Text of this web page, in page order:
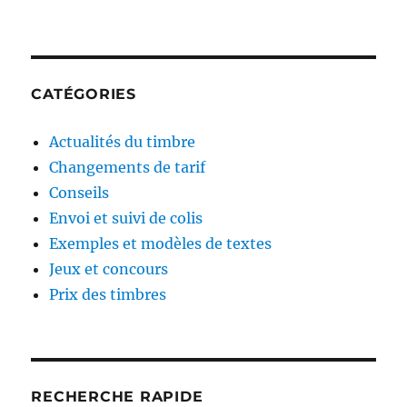
CATÉGORIES
Actualités du timbre
Changements de tarif
Conseils
Envoi et suivi de colis
Exemples et modèles de textes
Jeux et concours
Prix des timbres
RECHERCHE RAPIDE